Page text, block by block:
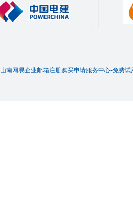
山南网易企业邮箱注册购买申请服务中心-免费试